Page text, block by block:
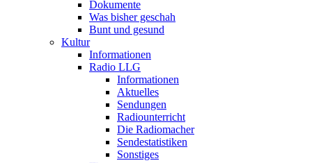
Dokumente
Was bisher geschah
Bunt und gesund
Kultur
Informationen
Radio LLG
Informationen
Aktuelles
Sendungen
Radiounterricht
Die Radiomacher
Sendestatistiken
Sonstiges